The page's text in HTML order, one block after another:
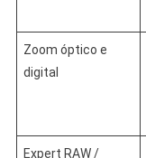
Zoom óptico e
digital
Expert RAW /